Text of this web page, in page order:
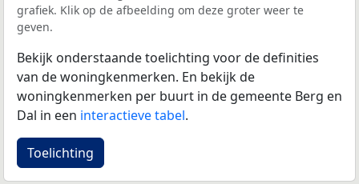
grafiek. Klik op de afbeelding om deze groter weer te
geven.
Bekijk onderstaande toelichting voor de definities
van de woningkenmerken. En bekijk de
woningkenmerken per buurt in de gemeente Berg en
Dal in een interactieve tabel.
Toelichting